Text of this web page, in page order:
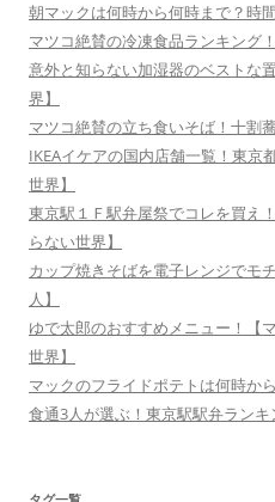
朝マックは何時から何時まで？時
マツコ絶賛の冷凍食品ランキング
意外と知らない加湿器のベストな
界】
マツコ絶賛の立ち食いそば！十割
IKEAイケアの国内店舗一覧！東京
世界】
東京駅１Ｆ駅弁屋祭でコレを買え
らない世界】
カップ焼きそばを電子レンジでモ
人】
ゆで太郎のおすすめメニュー！【
世界】
マックのフライドポテトは何時か
食通3人が選ぶ！東京駅駅弁ランキ